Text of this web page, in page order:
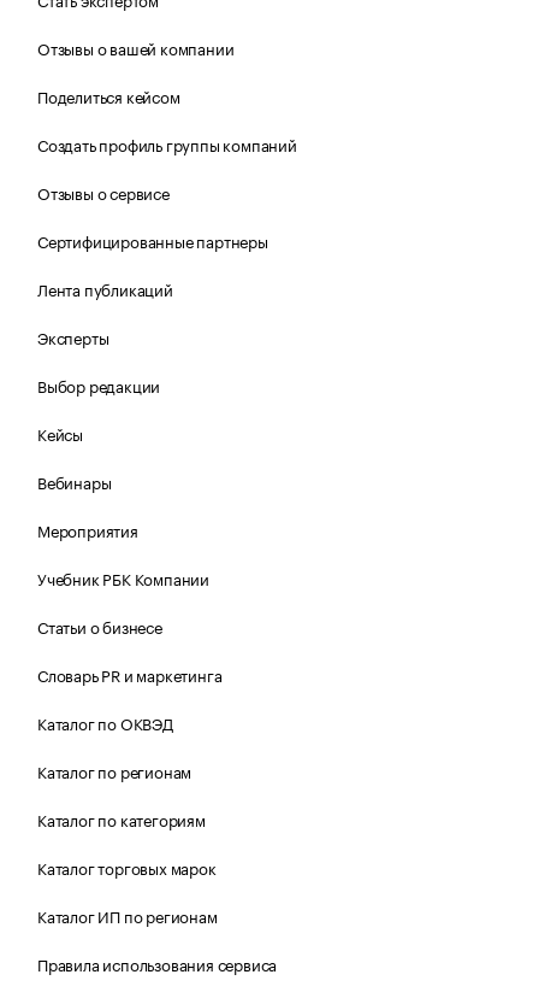
Отзывы о вашей компании
Поделиться кейсом
Создать профиль группы компаний
Отзывы о сервисе
Сертифицированные партнеры
Лента публикаций
Эксперты
Выбор редакции
Кейсы
Вебинары
Мероприятия
Учебник РБК Компании
Статьи о бизнесе
Словарь PR и маркетинга
Каталог по ОКВЭД
Каталог по регионам
Каталог по категориям
Каталог торговых марок
Каталог ИП по регионам
Правила использования сервиса